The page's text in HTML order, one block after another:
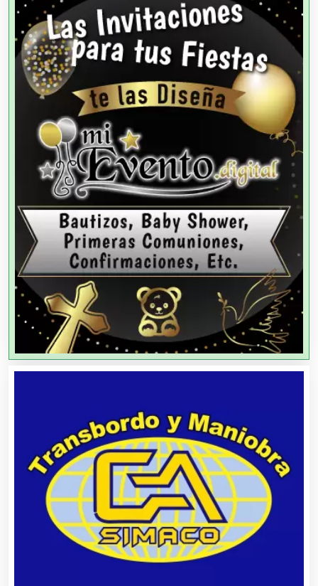
Agencias de Autos
Agencias de Cobranza
Agencias de Colocación
Agencias de Modelos
Agencias de Publicidad
Agencias de Viajes
Agricultores
Agua Purificada
Aire Acondicionado